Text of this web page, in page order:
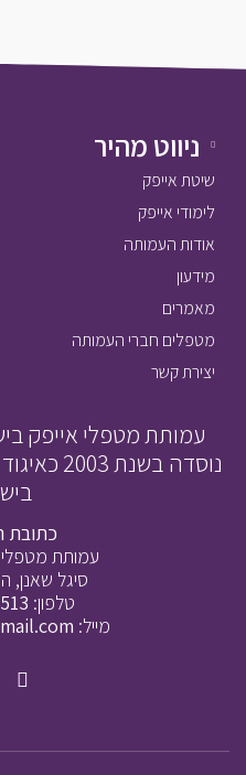
ניווט מהיר
שיטת אייפק
לימודי אייפק
אודות העמותה
מידעון
מאמרים
מטפלים חברי העמותה
יצירת קשר
נוסדה
כתובת
עמותת
סיגל שאנן, העשור
טלפון:
מייל: